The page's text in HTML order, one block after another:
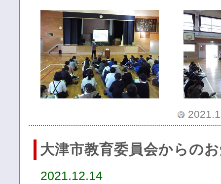
大津市教育委員会からの
2021.12.14